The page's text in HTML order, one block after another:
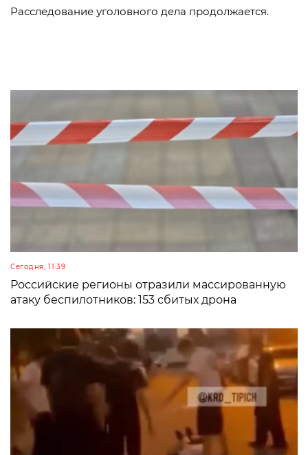
Расследование уголовного дела продолжается.
Сегодня, 11:39
Российские регионы отразили массированную
атаку беспилотников: 153 сбитых дрона